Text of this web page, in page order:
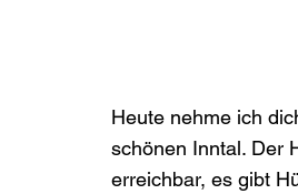
Heute nehme ich
schönen Inntal. Der
erreichbar, es gibt